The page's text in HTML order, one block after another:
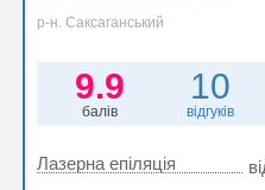
р-н. Саксаганський
9.9
балів
10
відгуків
Лазерна епіляція